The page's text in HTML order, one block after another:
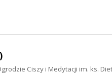
Ciszy i Medytacji im. ks.